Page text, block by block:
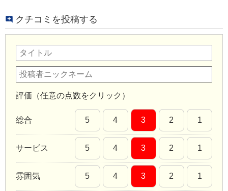
クチコミを投稿する
評価（任意の点数をクリック）
総合 5 4 3 2 1
サービス 5 4 3 2 1
雰囲気 5 4 3 2 1